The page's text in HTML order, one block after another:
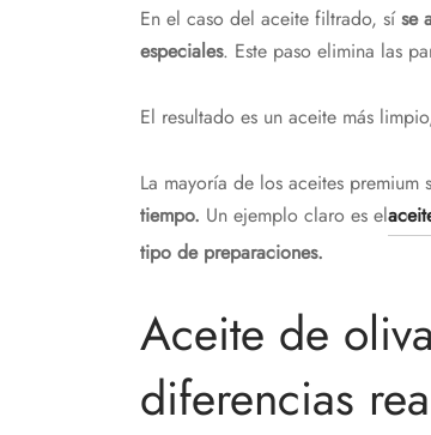
En el caso del aceite filtrado, síse
especiales. Este paso elimina las
El resultado es un aceite más
La mayoría de los aceites premium
tiempo. Un ejemplo claro es el
tipo de preparaciones.
Aceite de
diferencias